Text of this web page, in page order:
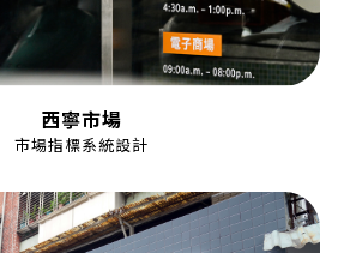
西寧市場
市場指標系統設計